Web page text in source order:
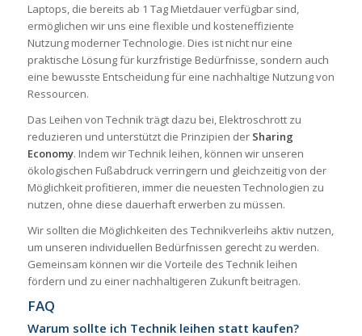
Laptops, die bereits ab 1 Tag Mietdauer verfügbar sind,
ermöglichen wir uns eine flexible und kosteneffiziente
Nutzung moderner Technologie. Dies ist nicht nur eine
praktische Lösung für kurzfristige Bedürfnisse, sondern auch
eine bewusste Entscheidung für eine nachhaltige Nutzung von
Ressourcen.
Das Leihen von Technik trägt dazu bei, Elektroschrott zu
reduzieren und unterstützt die Prinzipien der Sharing
Economy. Indem wir Technik leihen, können wir unseren
ökologischen Fußabdruck verringern und gleichzeitig von der
Möglichkeit profitieren, immer die neuesten Technologien zu
nutzen, ohne diese dauerhaft erwerben zu müssen.
Wir sollten die Möglichkeiten des Technikverleihs aktiv nutzen,
um unseren individuellen Bedürfnissen gerecht zu werden.
Gemeinsam können wir die Vorteile des Technik leihen
fördern und zu einer nachhaltigeren Zukunft beitragen.
FAQ
Warum sollte ich Technik leihen statt kaufen?